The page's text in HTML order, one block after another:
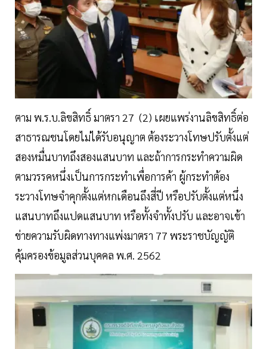
ตาม พ.ร.บ.ลิขสิทธิ์ มาตรา 27 (2) เผยแพร่งานลิขสิทธิ์ต่อ
สาธารณชนโดยไม่ได้รับอนุญาต ต้องระวางโทษปรับตั้งแต่
สองหมื่นบาทถึงสองแสนบาท และถ้าการกระทำความผิด
ตามวรรคหนึ่งเป็นการกระทำเพื่อการค้า ผู้กระทำต้อง
ระวางโทษจำคุกตั้งแต่หกเดือนถึงสี่ปี หรือปรับตั้งแต่หนึ่ง
แสนบาทถึงแปดแสนบาท หรือทั้งจำทั้งปรับ และอาจเข้า
ข่ายความรับผิดทางทางแพ่งมาตรา 77 พระราชบัญญัติ
คุ้มครองข้อมูลส่วนบุคคล พ.ศ. 2562